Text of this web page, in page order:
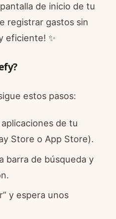
de inicio de tu
registrar gastos sin
eficiente! ✨
estos pasos:
de tu
Store o App Store).
barra de búsqueda y
y espera unos